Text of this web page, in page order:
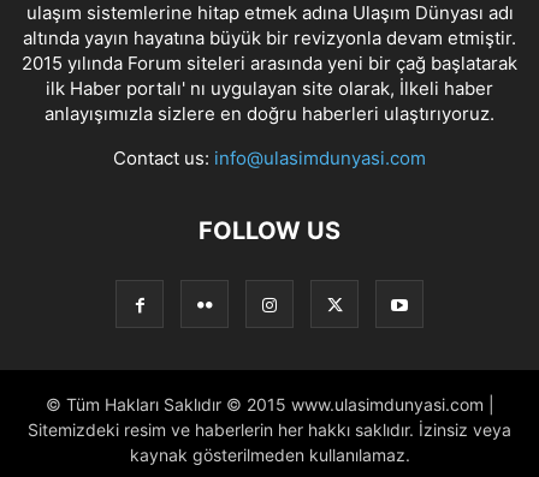
ulaşım sistemlerine hitap etmek adına Ulaşım Dünyası adı
altında yayın hayatına büyük bir revizyonla devam etmiştir.
2015 yılında Forum siteleri arasında yeni bir çağ başlatarak
ilk Haber portalı' nı uygulayan site olarak, İlkeli haber
anlayışımızla sizlere en doğru haberleri ulaştırıyoruz.
Contact us: info@ulasimdunyasi.com
FOLLOW US
© Tüm Hakları Saklıdır © 2015 www.ulasimdunyasi.com |
Sitemizdeki resim ve haberlerin her hakkı saklıdır. İzinsiz veya
kaynak gösterilmeden kullanılamaz.